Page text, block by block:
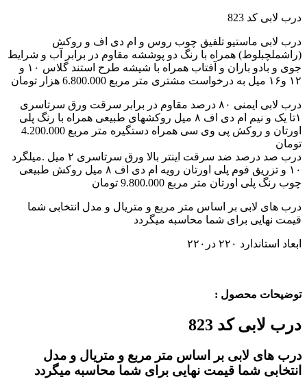
درب لابی کد 823
درب لابی ماستیو تلفیق چوب روس و ام دی اف و روکش
(راشملچبلوط) همراه با رنگ دو پوششه مقاوم در برابر آب و شرایط
جوی و بادو باران و آفتاب همراه با شیشه طرح استند گلاس ۱۰ و
۱۲ و۱۶ میل به درخواست مشتری متر مربع 6.800.000 هزار تومان
درب لابی ایمنی ۸۰ درصد مقاوم در برابر سرقت ورق سرتاسری
۱تا یک و نیم ام دی اف ۸ میل روکشهای طبیعی همراه با رنگ پلی
اورتان و روکش پی وی سی همراه دستگیره متر مربع 4.200.000
تومان
درب صد درصد ضد سرقت اینتر بالا ورق سرتاسری ۲ میل .میلگرد
۱۰ و تزریق فوم پلی اورتان رویه ام دی اف ۸ میل روکش طبیعی
چوب رنگ پلی اورتان متر مربع 9.800.000 تومان
درب های لابی بر اساس متر مربع و متریال و مدل انتخابی شما
قیمت نهایی برای شما محاسبه میگردد
ابعاد استاندارد ۲۲۰ در۲۲۰
توضیحات محصول :
درب لابی کد 823
درب های لابی بر اساس متر مربع و متریال و مدل
انتخابی شما قیمت نهایی برای شما محاسبه میگردد